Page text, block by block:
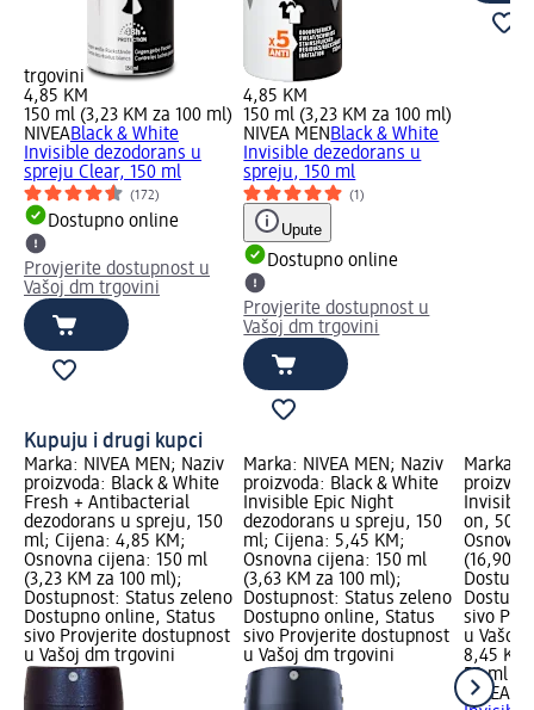
trgovini
4,85 KM
150 ml (3,23 KM za 100 ml)
NIVEABlack & White
Invisible dezodorans u
spreju Clear, 150 ml
(172)
Dostupno online
Provjerite dostupnost u
Vašoj dm trgovini
4,85 KM
150 ml (3,23 KM za 100 ml)
NIVEA MENBlack & White
Invisible dezedorans u
spreju, 150 ml
(1)
Upute
Dostupno online
Provjerite dostupnost u
Vašoj dm trgovini
Kupuju i drugi kupci
Marka: NIVEA MEN; Naziv
proizvoda: Black & White
Fresh + Antibacterial
dezodorans u spreju, 150
ml; Cijena: 4,85 KM;
Osnovna cijena: 150 ml
(3,23 KM za 100 ml);
Dostupnost: Status zeleno
Dostupno online, Status
sivo Provjerite dostupnost
u Vašoj dm trgovini
Marka: NIVEA MEN; Naziv
proizvoda: Black & White
Invisible Epic Night
dezodorans u spreju, 150
ml; Cijena: 5,45 KM;
Osnovna cijena: 150 ml
(3,63 KM za 100 ml);
Dostupnost: Status zeleno
Dostupno online, Status
sivo Provjerite dostupnost
u Vašoj dm trgovini
Marka:
on, 50
(16,90
sivo
u Vašoj
8,45 KM
50 ml
NIVEA